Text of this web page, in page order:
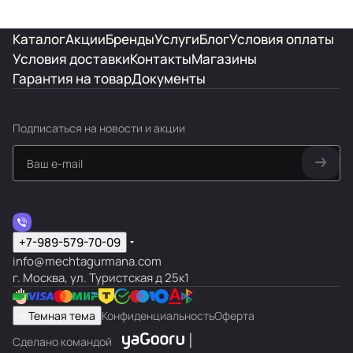
КаталогАкцииБрендыУслугиБлогУсловия оплаты
Условия доставкиКонтактыМагазины
Гарантия на товарДокументы
Подписаться на новости и акции
+7-989-579-70-09
info@mechtagurmana.com
г. Москва, ул. Туристская д 25к1
Темная тема КонфиденциальностьОферта
Сделано командой